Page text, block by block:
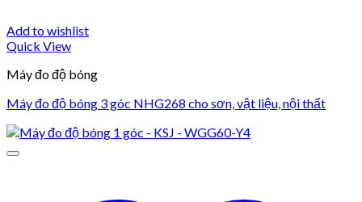
Add to wishlist
Quick View
Máy đo độ bóng
Máy đo độ bóng 3 góc NHG268 cho sơn, vật liệu, nội thất